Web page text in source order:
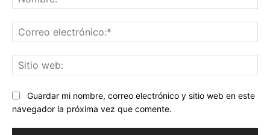
Guardar mi nombre, correo electrónico y sitio web en este
navegador la próxima vez que comente.